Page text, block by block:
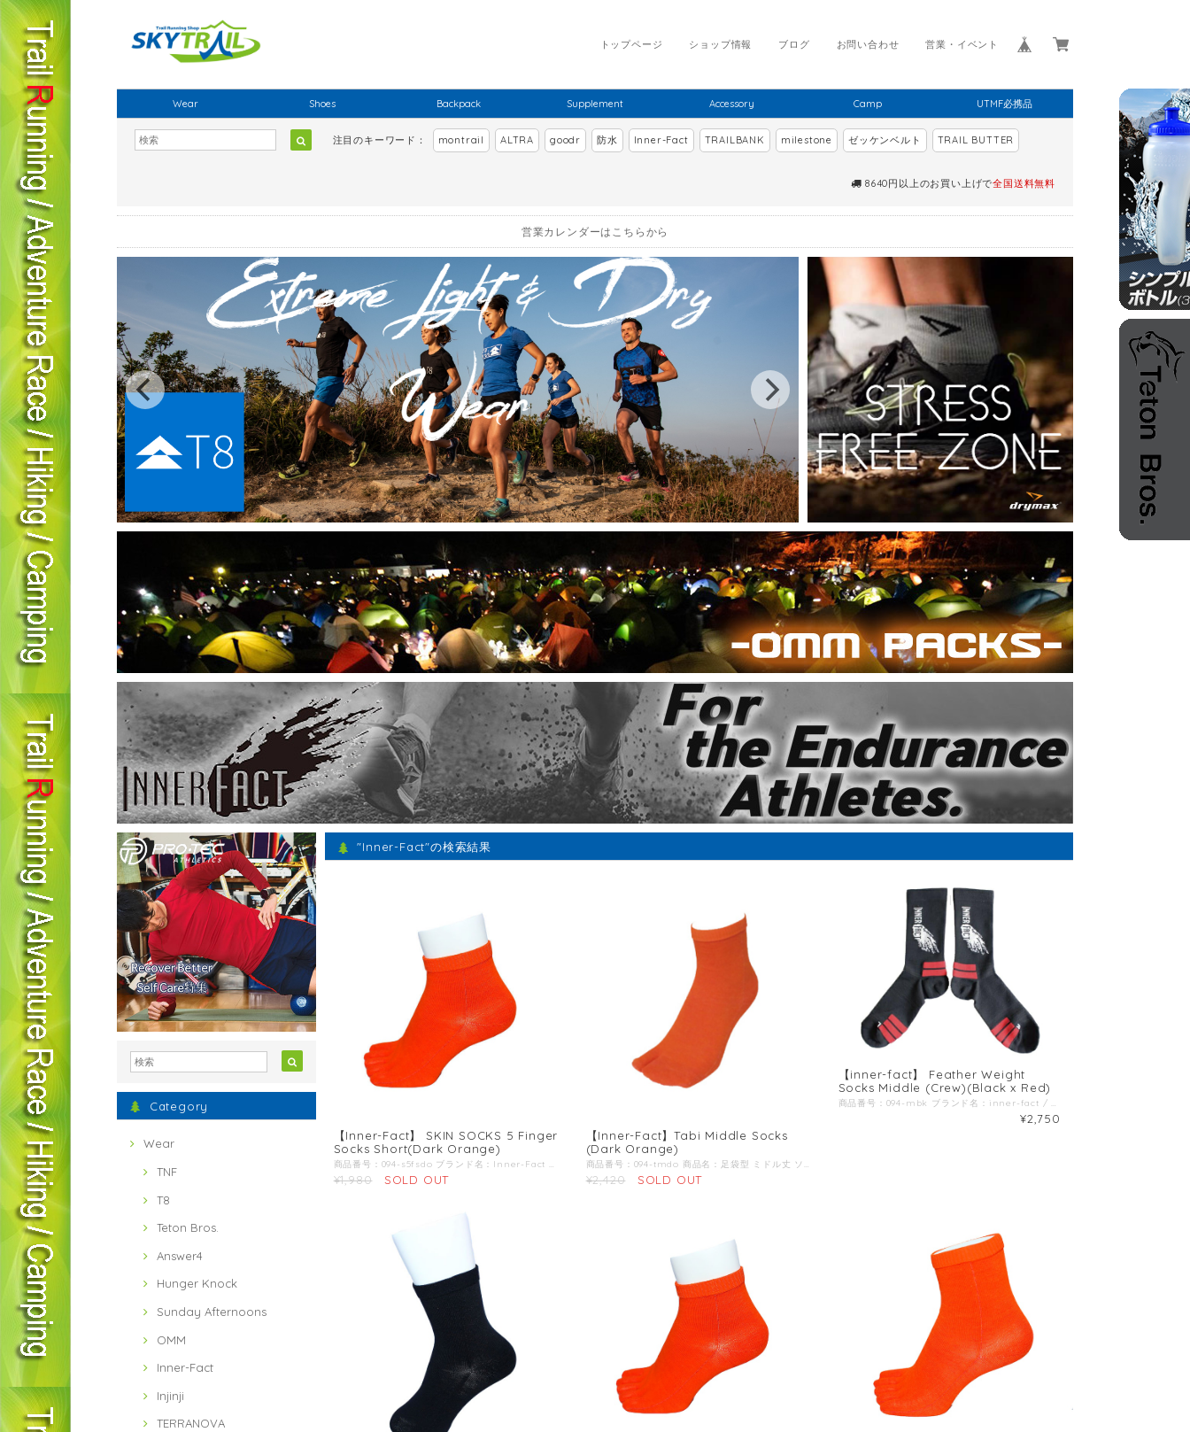
営業・イベント
お問い合わせ
ブログ
ショップ情報
トップページ
Wear Shoes Backpack Supplement Accessory Camp UTMF必携品
注目のキーワード： montrail ALTRA goodr 防水 Inner-Fact TRAILBANK milestone ゼッケンベルト TRAIL BUTTER
8640円以上のお買い上げで全国送料無料
営業カレンダーはこちらから
Category
Wear
TNF
T8
Teton Bros.
Answer4
Hunger Knock
Sunday Afternoons
OMM
Inner-Fact
Injinji
TERRANOVA
"Inner-Fact"の検索結果
【Inner-Fact】 SKIN SOCKS 5 Finger
Socks Short(Dark Orange)
商品番号：094-s5fsdo ブランド名：Inner-Fact / インナーファクト / 商品名：SKIN SOCKS 五本指 ショート丈 商品説明：インナーファクトは雨、水たまり、滝汗、朝露や夜露、どぼんをしたとき、足元が濡れる要因が多いシチュエーションでも安心のドライ感を提供。長時間の縦走やトレイルラン、ウルトララン、沢登り、ハードな環境下でも信頼できる耐久性を実現。細かい部分にも配慮し、着用者にストレスを与えないモノづくり、妥協せず改善を続けていくモノづくり。再利用可能なパッケージにする事でゴミを減らす。 Color：Dark Orange ドライ感-DRY：靴下の主繊維に使用しているラミー（麻）は天然繊維の中で最もドライ感（吸湿速乾性）と耐久性に優れた素材。足元が濡れやすく長時間移動するシチュエーションにおいてドライ感は最も重要な部分。靴下の生地自体も比較的薄めの為、水分の保水率が少なく「濡れた感じがしない」ストレスフリーな靴下。靴下が濡れることで摩擦係数も高くなり足のダメージやトラブルの大きな要因に。約80%を天然繊維であるラミーを使用している為、環境にも優しくアウトドアアクティビティにおいての自然環境配備にも考慮した一足。 耐久性-TOUGH：ドライ感だけでなく耐久性の高さも誇るラミー（麻）はアウトドアアクティビティにおいてハードな使用にも耐えうる耐久性を実現。ウールや化学繊維の様な厚みを持たせる事なく耐久性を実現可能な為、より足裏感覚を敏感に捉える事が出来る。消臭効果も高い為、長時間の工程において少ない着替えで済み、より身軽にフィールドへ足を進める事が可能に。＜br＞ 平均して一足で、1,000km オーバーの歩行走行距離でも穴があかないとのフィードバックも多数。 靴下は消耗品ではなく、一つの重要な「ギア」として提案。ただし SKIN SOCKS はこの半分の耐久性。 情熱-PASSION：長時間行動し続けると、脚がむくみちょっとしたストレスが体力を削り、トラブルになる事も。靴下を作る際には網目が出ないホールガーメント機を使用し、更に足首部分の折り返しをあえて外側に配置する事で肌に触れる内側の面をフラットに。凹凸がない事でスレも抑制出来、長時間着用した際の脚への生地の食い込みも解決。刺繍によるロゴマークすら排除する事でわずか数グラムを削る前準備の精神性すら大事にする靴下。 パッケージ：アウトドアアクティビティにおいて雨や汗などで荷物が濡れてしまう事はよくある事。貴重品や小物、濡れては困る物をまとめて収納可能。パッケージ右側側面がジップロックの様に密封可能で水の侵入を防ぐ。たかがパッケージを再利用可能にする事でゴミ削減に繋げる。 丈の長さ：ショート-くるぶし- くるぶし上の丈でシューズに履き口が足首に干渉しない。シューズを履いた際に2cm前後靴下の色が見える長さ。 指型-FINGER TYPE：5 FINGER -五本指- 最もドライ感を感じやすい五本指タイプ。指の長さもしっかり長めで窮屈感を感じさせない長さ。 薄さ-THINNESS：SKIN SOCKS -極薄- 圧倒的なドライ感と素足感覚を誇る極薄タイプ。しなやかさと柔らかさは極上の履き心地。 原材料：ラミー(苧麻)、ナイロン、ポリウレタン、ポリエステル
¥1,980 SOLD OUT
【Inner-Fact】Tabi Middle Socks
(Dark Orange)
商品番号：094-tmdo 商品名：足袋型 ミドル丈 ソックス (ライトグレー) ブランド名：Inner-Fact / インナーファクト 生産国：日本 原材料：ラミー(苧麻)、ナイロン、ポリウレタン、ポリエステル ◆商品説明：高いドライ感(吸湿速乾性)と耐久性を備えた五本指ソックス。 種繊維にラミー(苧麻)と言われる麻の繊維を採用。 ラミーは天然繊維の中で最も耐久性が高く、高いドライ感を兼ね備えており、潤質時に耐久性を増す特徴を持っているため、シューズ内で汗を吸収する靴下には最適な素材です。 また、野外で行う競技の中でもトレイルランやアドベンチャーレース、ウルトラランなど天候や環境によって濡れる可能性が高いシチュエーションの競技には最適な素材だと考えます。 滑り止めやコンプレッションなどの機能性をあえて排除し、競技者の足へのトラブルやストレスを如何に軽減することが出来るかに注力した、シンプルな靴下です。 ◆ポイント１ 足首部分の折り返しの凹凸を外側に持ってくることで、肌に当たる面はフラットに加工 ウルトラランやトレイルラン、アドベンチャーレースでは走行距離が数百キロという大会も珍しくなく、競技時間も複数日にまたがる場合も多々あるため、長時間履いても食い込みや擦過傷を軽減する為に折り返しの凹凸を外側に配置。 ◆ポイント２ 足指を意識した靴下を使いたいが、五本指は履きにくい、時間がかかるという方にオススメなのが足袋型タイプです。 トライアスロンのスイムからランへのトランジットも、五本指を履くよりは履きやすいためタイムロス予防にも繋がります。 ◆ポイント3 シューズに干渉しない丈の長さ 丈が短すぎると足とシューズが干渉しスレの原因になったり、くるぶしと靴下の間に隙間ができ小石がが入ってしまう事も。 くるぶしが隠れ、長すぎない長さにする事でストレスを感じにくくなります。 ◆ポイント4 サイズ識別ライン ご家族やチーム単位で洗濯を行った際に、サイズが把握出来るように足首の内側にサイズ識別ラインを入れております。 赤：S(22-24cm) 黄色：M(25-27cm) 青：L(28-30cm) ◆ポイント5 パッケージのこだわり ジップタイプでしっかり密封出来るので、替えの靴下としてパッケージのままバックパックなどに入れていても汗や突然の雨などでも中身が濡れません。 また、山地図や貴重品、補給食などを入れての二次仕様にもオススメです。
¥2,420 SOLD OUT
【inner-fact】 Feather Weight
Socks Middle (Crew)(Black x Red)
商品番号：094-mbk ブランド名：inner-fact / インナーファクト / 商品名：フェザーウェイトソックス ミドル(クルー) BK 商品説明：? 非常に軽く薄さを保ちつつ適度なクッショニングが得られる 高いフィット感でスピードレースでの靴下のヨレ、ズレを軽減 Size: S(22-24cm) M(25-27cm) L(28-30cm) Color：Black x Red＊第2画像以降の画像は別のカラーの商品を使用している場合があります。 こちらの商品のカラーは第1画像のカラーとなります。 素材：ナイロン66% ポリエステル26% ポリウレタン8% レングス（長さ）：ミドル丈には足首部分にロゴマークを入れました。（＊今後変更する可能性もございます。） 生地厚み：ミドル丈はふくらはぎ下までくる長めの長さです。細か いメッシュ加工を施しているため厚さは感じにくく足首 のスレや汚れの防止になります。また、非常にずり落ち にくい編み方をしています。 特徴：赤ライン部以外にも、つま先部分 とかかと部分にはパイル編みをラ イン状に入れて若干の厚みを出す 事で磨耗しやすい部分を保護して います。また適度なクッショニン グ効果も得られます。 その他特徴1：つま先部分をライン状にパイル編みを しています。 その他特徴2：それ以外の部分は薄手の作りにする事 で、軽さとドライ感、熱の放出を得ら れます。 軽量：ミドル丈も同様にMサイズ換算で片足 わずか約16gという軽さ。 サイズプリント：履き口裏部分にサイズを明記しまし た。ご家族で複数サイズ所有している 場合も洗濯時に一目でサイズが確認で きます。
¥2,750